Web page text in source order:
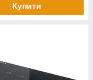
Купити